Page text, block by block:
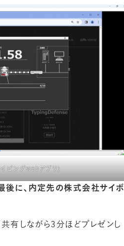
ピングwebアプリ)
後に、内定先の株式会社サイボ
有しながら3分ほどプレゼンし